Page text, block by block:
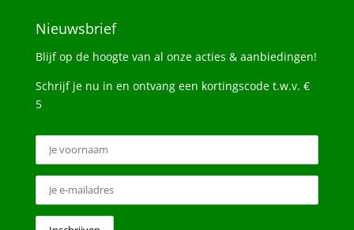
Nieuwsbrief
Blijf op de hoogte van al onze acties & aanbiedingen!
Schrijf je nu in en ontvang een kortingscode t.w.v. €
5